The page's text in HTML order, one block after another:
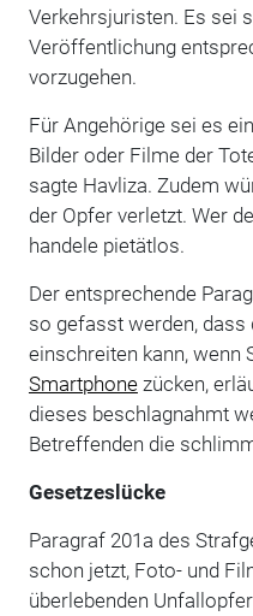
Verkehrsjuristen. Es sei
Veröffentlichung
vorzugehen.
Für Angehörige sei es
Bilder oder Filme der
sagte Havliza. Zudem
der Opfer verletzt. Wer
handele pietätlos.
Der entsprechende
so gefasst werden, dass
einschreiten kann, wenn
Smartphonezücken,
dieses beschlagnahmt
Betreffenden die
Gesetzeslücke
Paragraf 201a des
schon jetzt, Foto- und
überlebenden